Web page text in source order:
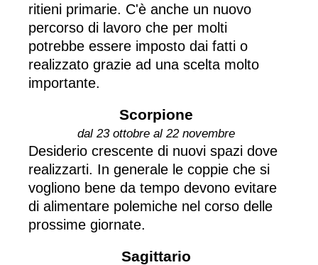
ritieni primarie. C'è anche un nuovo
percorso di lavoro che per molti
potrebbe essere imposto dai fatti o
realizzato grazie ad una scelta molto
importante.
Scorpione
dal 23 ottobre al 22 novembre
Desiderio crescente di nuovi spazi dove
realizzarti. In generale le coppie che si
vogliono bene da tempo devono evitare
di alimentare polemiche nel corso delle
prossime giornate.
Sagittario